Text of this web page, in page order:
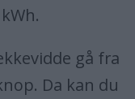
gå fra
Da kan du